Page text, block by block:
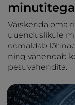
minutitega
Värskenda oma
uuenduslikule
eemaldab
ning vähendab
pesuvahendita.